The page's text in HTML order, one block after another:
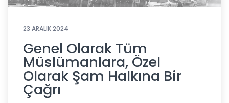
23 ARALIK 2024
Genel Olarak Tüm
Müslümanlara, Özel
Olarak Şam Halkına Bir
Çağrı